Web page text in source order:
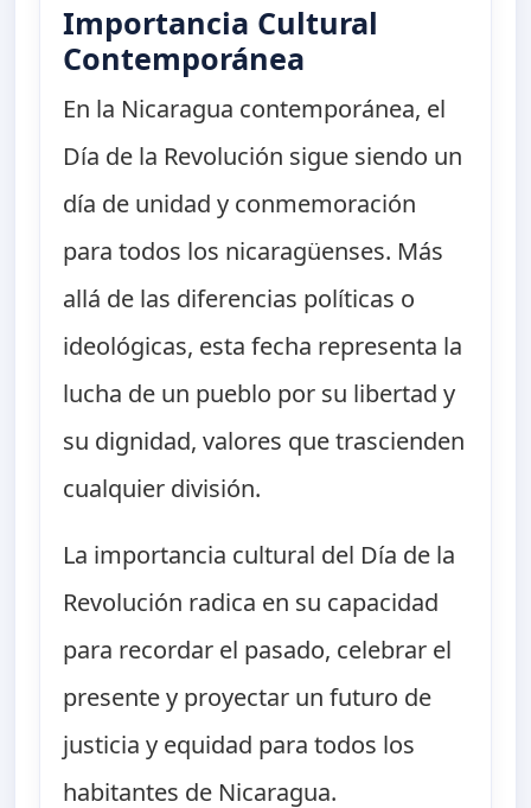
Importancia Cultural
Contemporánea
En la Nicaragua contemporánea, el
Día de la Revolución sigue siendo un
día de unidad y conmemoración
para todos los nicaragüenses. Más
allá de las diferencias políticas o
ideológicas, esta fecha representa la
lucha de un pueblo por su libertad y
su dignidad, valores que trascienden
cualquier división.
La importancia cultural del Día de la
Revolución radica en su capacidad
para recordar el pasado, celebrar el
presente y proyectar un futuro de
justicia y equidad para todos los
habitantes de Nicaragua.